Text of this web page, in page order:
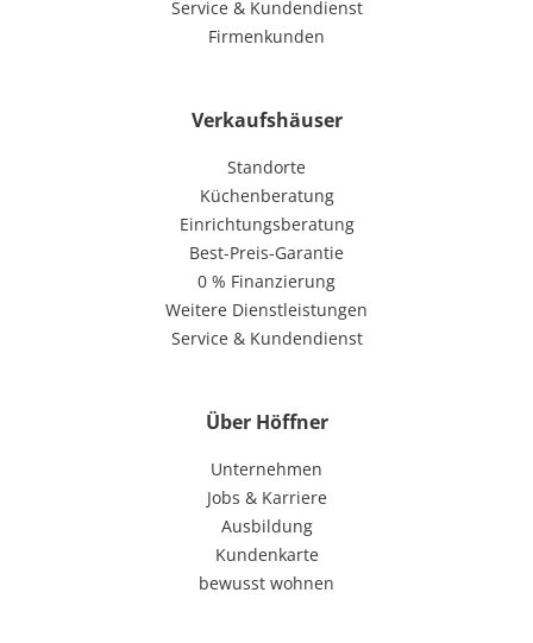
Service & Kundendienst
Firmenkunden
Verkaufshäuser
Standorte
Küchenberatung
Einrichtungsberatung
Best-Preis-Garantie
0 % Finanzierung
Weitere Dienstleistungen
Service & Kundendienst
Über Höffner
Unternehmen
Jobs & Karriere
Ausbildung
Kundenkarte
bewusst wohnen